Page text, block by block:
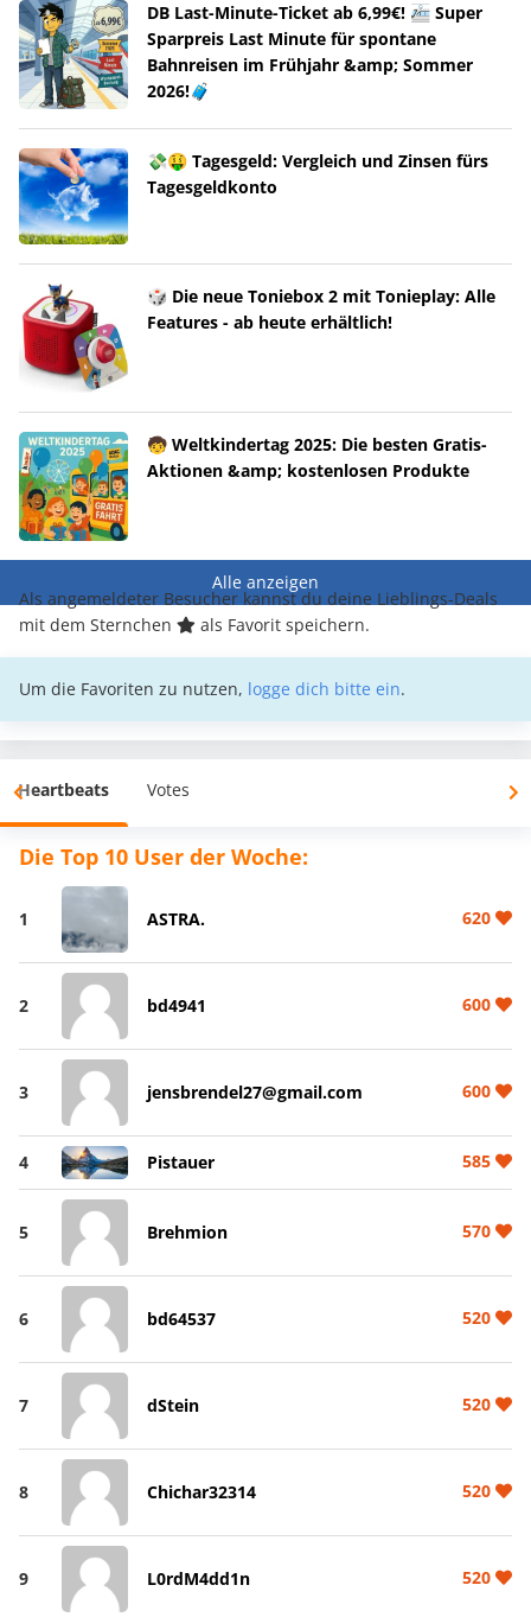
DB Last-Minute-Ticket ab 6,99€! 🚈 Super
Sparpreis Last Minute für spontane
Bahnreisen im Frühjahr &amp; Sommer
2026!🧳
💸🤑 Tagesgeld: Vergleich und Zinsen fürs
Tagesgeldkonto
🎲 Die neue Toniebox 2 mit Tonieplay: Alle
Features - ab heute erhältlich!
🧒 Weltkindertag 2025: Die besten Gratis-
Aktionen &amp; kostenlosen Produkte
Alle anzeigen
Als angemeldeter Besucher kannst du deine Lieblings-Deals
mit dem Sternchen
als Favorit speichern.
Um die Favoriten zu nutzen, logge dich bitte ein.
Heartbeats Votes
Die Top 10 User der Woche:
1 ASTRA. 620
2 bd4941 600
3 jensbrendel27@gmail.com 600
4 Pistauer 585
5 Brehmion 570
6 bd64537 520
7 dStein 520
8 Chichar32314 520
9 L0rdM4dd1n 520